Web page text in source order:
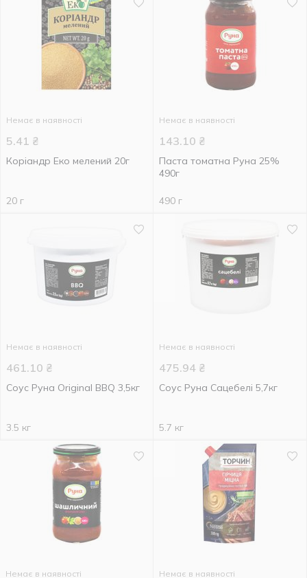
Немає в наявності
5.41 ₴
Коріандр Еко мелений 20г
20 г
Немає в наявності
143.10 ₴
Паста томатна Руна 25%
490г
490 г
Немає в наявності
461.10 ₴
Соус Руна Original BBQ 3,5кг
3.5 кг
Немає в наявності
475.94 ₴
Соус Руна Сацебелі 5,7кг
5.7 кг
Немає в наявності Немає в наявності